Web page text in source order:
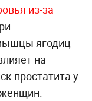
из-за
ягодиц
на
простатита у